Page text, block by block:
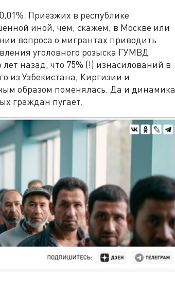
Приезжих в республике
иной, чем, скажем, в Москве или
вопроса о мигрантах приводить
уголовного розыска ГУМВД
назад, что 75% (!) изнасилований в
из Узбекистана, Киргизии и
образом поменялась. Да и динамика
граждан пугает.